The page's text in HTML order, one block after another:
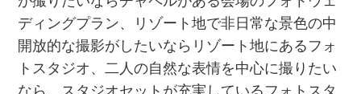
ディングプラン、リゾート地で非日常な景色の中
開放的な撮影がしたいならリゾート地にあるフォ
トスタジオ、二人の自然な表情を中心に撮りたい